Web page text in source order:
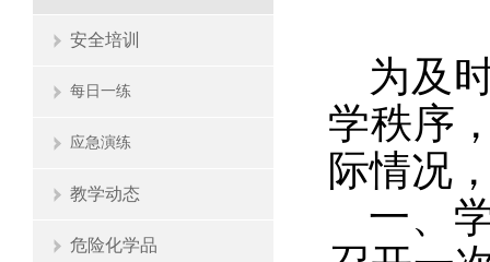
安全培训
每日一练
应急演练
教学动态
危险化学品
为及
学秩序
际情况
一、